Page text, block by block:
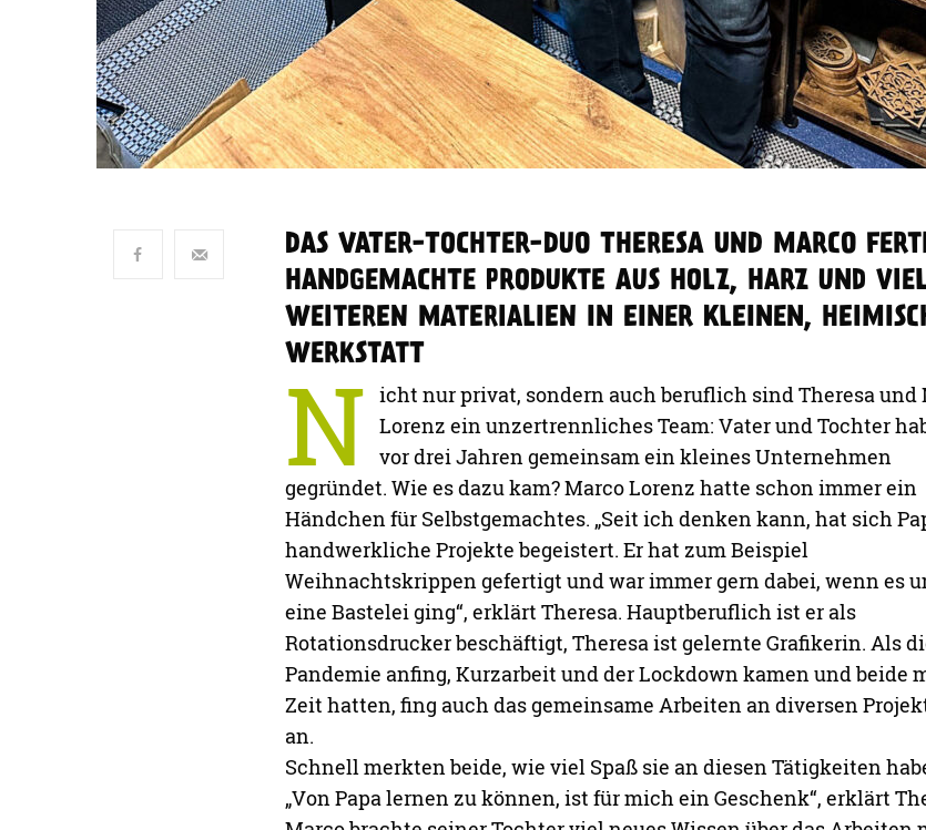
folgten erste Verkäufe über Online-Plattformen.
Mit Holz, Harz, Herz und Hand
Und so wurde im Jahr 2019 aus den gemeinsamen Vater-Tochter-
Projekten ein kleines Unternehmen: das H4 KreativWerk. Dabei
die „vier H’s“ für Holz, Harz, Herz und Hand. Wichtig ist dem
Herausforderungen. „Es gibt selten Produkte, die wir mehrmals
produzieren – meist fertigen wir Unikate“, erklärt Marco. „Wir toben
gerne aus und genau das ist das Konzept, das auch die Leute
ergänzt Theresa. Dabei scheut das eingespielte Duo nicht vor neuen
beiden so viel Freude bei ihrer Arbeit bereitet. Eines haben die
Produkte jedoch gemeinsam: Sie entstehen meist aus natürlichen
Fundstücken. Aus alten Sachen etwas Neues machen – das Thema
Upcycling spielt für Marco und Theresa ebenfalls eine große Rolle.
„Genießen es, mit Menschen in Kontakt zu kommen“
Auch wenn viele Menschen Gefallen an den H4 KreativWerk-
fanden und über’s Internet einkauften – die Vision, ihre Produkte
zu vertreiben, wurde bei Vater und Tochter immer größer. Auf
und Messen genießen sie den Kontakt zu ihren Kunden und so
schnell klar, dass ein Raum für die künstlerischen Arbeiten
ist. „Jetzt besitzen wir einen Showroom, in dem unsere Produkte
ausgestellt sind und sich die Leute vor Ort alles selbst anschauen
können“, freut sich Theresa.